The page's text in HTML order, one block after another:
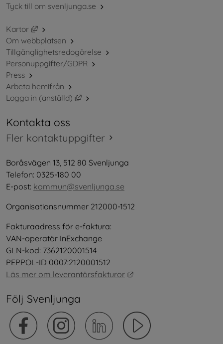
Tyck till om svenljunga.se
Kartor
Länk till annan webbplats, öppnas i nytt fönster.
Om webbplatsen
Tillgänglighetsredogörelse
Personuppgifter/GDPR
Press
Arbeta hemifrån
Logga in (anställd)
Länk till annan webbplats, öppnas i nytt
Kontakta oss
Fler kontaktuppgifter
Boråsvägen 13, 512 80 Svenljunga
Telefon: 0325-180 00
E-post: kommun@svenljunga.se
Organisationsnummer 212000-1512
Fakturaadress för e-faktura:
VAN-operatör InExchange
GLN-kod: 7362120001514
PEPPOL-ID 0007:2120001512
Läs mer om leverantörsfakturor
Följ Svenljunga